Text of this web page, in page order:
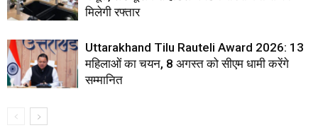
मिलेगी रफ्तार
Uttarakhand Tilu Rauteli Award 2026: 13
महिलाओं का चयन, 8 अगस्त को सीएम धामी करेंगे
सम्मानित